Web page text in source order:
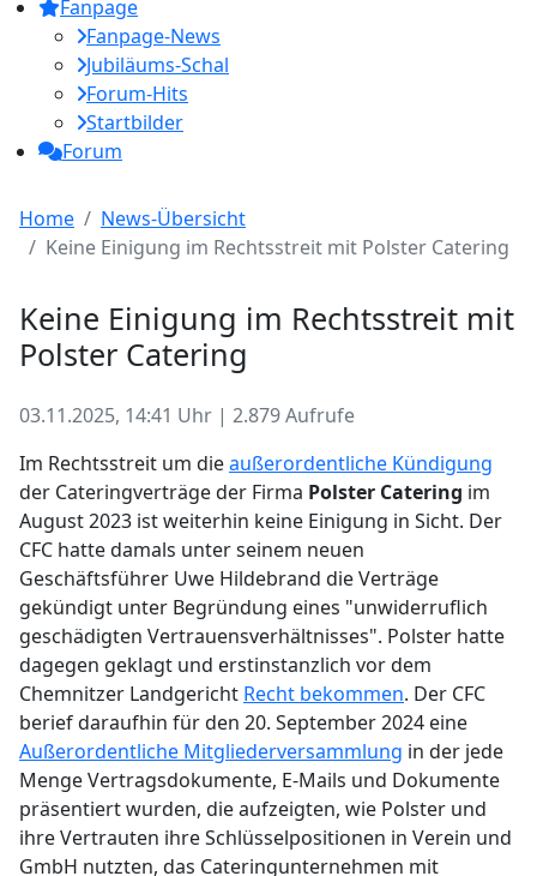
Fanpage
Fanpage-News
Jubiläums-Schal
Forum-Hits
Startbilder
Forum
Home
News-Übersicht
Keine Einigung im Rechtsstreit mit Polster Catering
Keine Einigung im Rechtsstreit mit
Polster Catering
03.11.2025, 14:41 Uhr | 2.879 Aufrufe
Im Rechtsstreit um dieaußerordentliche Kündigung
der Cateringverträge der Firma Polster Catering im
August 2023 ist weiterhin keine Einigung in Sicht. Der
CFC hatte damals unter seinem neuen
Geschäftsführer Uwe Hildebrand die Verträge
gekündigt unter Begründung eines "unwiderruflich
geschädigten Vertrauensverhältnisses". Polster hatte
dagegen geklagt und erstinstanzlich vor dem
Chemnitzer Landgericht Recht bekommen. Der CFC
berief daraufhin für den 20. September 2024 eine
Außerordentliche Mitgliederversammlung in der jede
Menge Vertragsdokumente, E-Mails und Dokumente
präsentiert wurden, die aufzeigten, wie Polster und
ihre Vertrauten ihre Schlüsselpositionen in Verein und
GmbH nutzten, das Cateringunternehmen mit